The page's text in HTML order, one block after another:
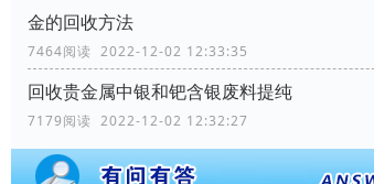
金的回收方法
7464阅读 2022-12-02 12:33:35
回收贵金属中银和钯含银废料提纯
7179阅读 2022-12-02 12:32:27